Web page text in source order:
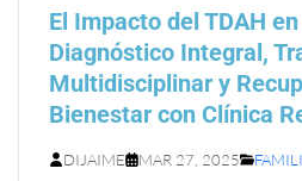
El Impacto del TDAH
Diagnóstico Integral,
Multidisciplinar y
Bienestar con Clínica
DIJAIME MAR 27, 2025